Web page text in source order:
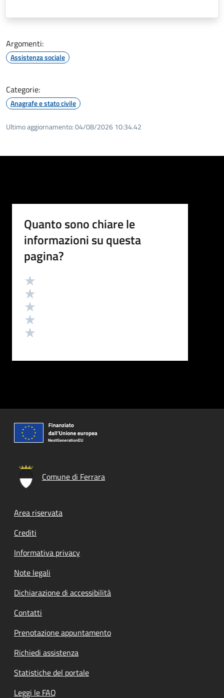
Argomenti:
Assistenza sociale
Categorie:
Anagrafe e stato civile
Ultimo aggiornamento:04/08/2026 10:34.42
Quanto sono chiare le
informazioni su questa
pagina?
Valutazione
Comune di Ferrara
Footer menu
Area riservata
Crediti
Informativa privacy
Note legali
Dichiarazione di accessibilità
Contatti
Prenotazione appuntamento
Richiedi assistenza
Statistiche del portale
Leggi le FAQ